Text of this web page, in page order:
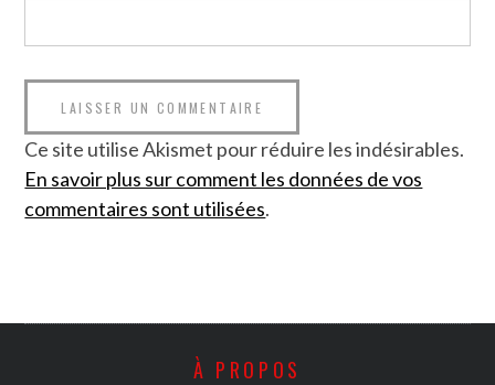
Ce site utilise Akismet pour réduire les indésirables.
En savoir plus sur comment les données de vos
commentaires sont utilisées.
À PROPOS